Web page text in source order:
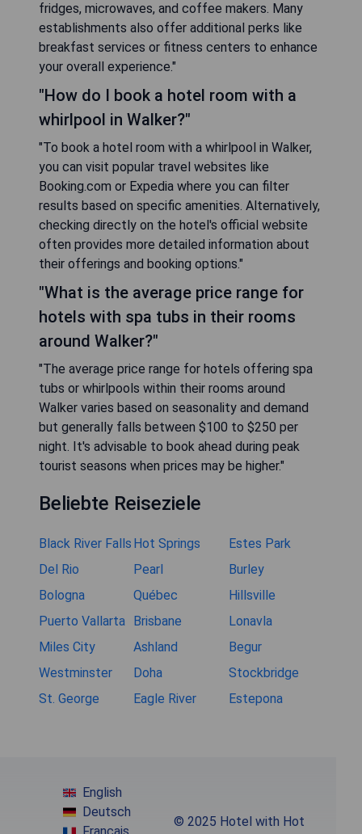
fridges, microwaves, and coffee makers. Many
establishments also offer additional perks like
breakfast services or fitness centers to enhance
your overall experience."
"How do I book a hotel room with a
whirlpool in Walker?"
"To book a hotel room with a whirlpool in Walker,
you can visit popular travel websites like
Booking.com or Expedia where you can filter
results based on specific amenities. Alternatively,
checking directly on the hotel's official website
often provides more detailed information about
their offerings and booking options."
"What is the average price range for
hotels with spa tubs in their rooms
around Walker?"
"The average price range for hotels offering spa
tubs or whirlpools within their rooms around
Walker varies based on seasonality and demand
but generally falls between $100 to $250 per
night. It's advisable to book ahead during peak
tourist seasons when prices may be higher."
Beliebte Reiseziele
Black River Falls Hot Springs
Estes Park
Del Rio
Pearl
Burley
Bologna
Québec
Hillsville
Puerto Vallarta Brisbane
Lonavla
Miles City
Ashland
Begur
Westminster
Doha
Stockbridge
St. George
Eagle River Estepona
English
Deutsch
© 2025 Hotel with Hot